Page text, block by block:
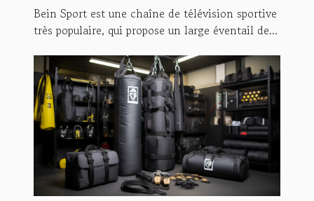
Bein Sport est une chaîne de télévision sportive
très populaire, qui propose un large éventail de...